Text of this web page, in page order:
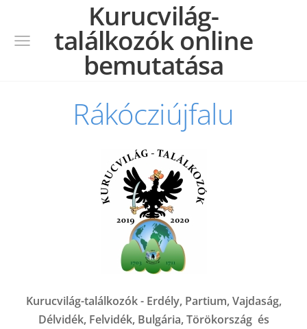
Kurucvilág-
találkozók online
bemutatása
Rákócziújfalu
Kurucvilág-találkozók - Erdély, Partium, Vajdaság,
Délvidék, Felvidék, Bulgária, Törökország és